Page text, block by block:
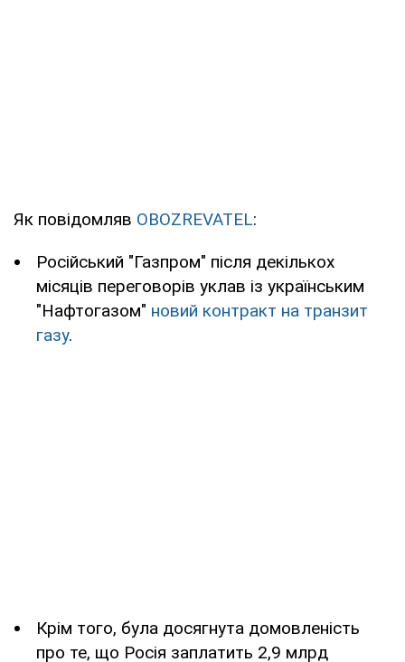
Як повідомляв OBOZREVATEL:
Російський "Газпром" після декількох
місяців переговорів уклав із українським
"Нафтогазом" новий контракт на транзит
газу.
Крім того, була досягнута домовленість
про те, що Росія заплатить 2,9 млрд